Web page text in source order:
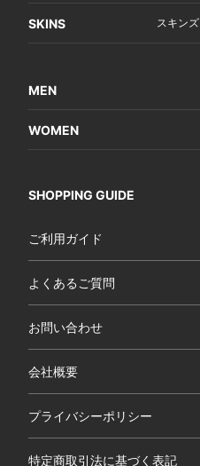
SKINS スキンズ
MEN
WOMEN
SHOPPING GUIDE
ご利用ガイド
よくあるご質問
お問い合わせ
会社概要
プライバシーポリシー
特定商取引法に基づく表記